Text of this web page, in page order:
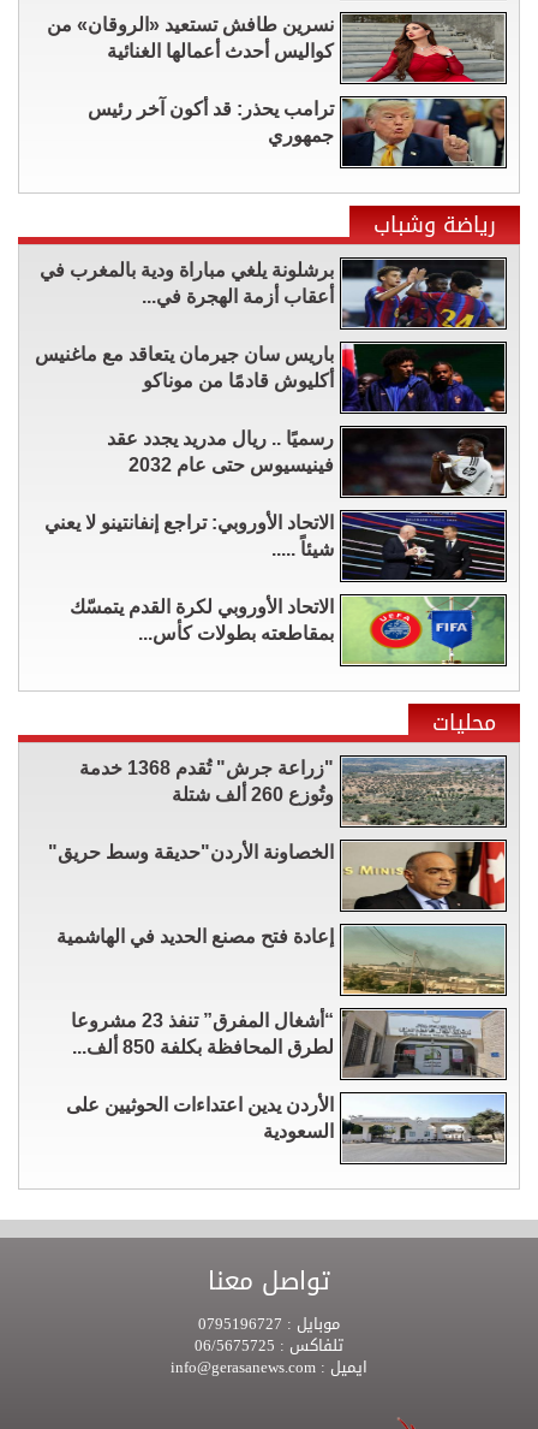
نسرين طافش تستعيد «الروقان» من
كواليس أحدث أعمالها الغنائية
ترامب يحذر: قد أكون آخر رئيس
جمهوري
رياضة وشباب
برشلونة يلغي مباراة ودية بالمغرب في
أعقاب أزمة الهجرة في...
باريس سان جيرمان يتعاقد مع ماغنيس
أكليوش قادمًا من موناكو
رسميًا .. ريال مدريد يجدد عقد
فينيسيوس حتى عام 2032
الاتحاد الأوروبي: تراجع إنفانتينو لا يعني
شيئاً .....
الاتحاد الأوروبي لكرة القدم يتمسّك
بمقاطعته بطولات كأس...
محليات
"زراعة جرش" تُقدم 1368 خدمة
وتُوزع 260 ألف شتلة
الخصاونة الأردن"حديقة وسط حريق"
إعادة فتح مصنع الحديد في الهاشمية
“أشغال المفرق” تنفذ 23 مشروعا
لطرق المحافظة بكلفة 850 ألف...
الأردن يدين اعتداءات الحوثيين على
السعودية
تواصل معنا
موبايل :
تلفاكس :
ايميل :